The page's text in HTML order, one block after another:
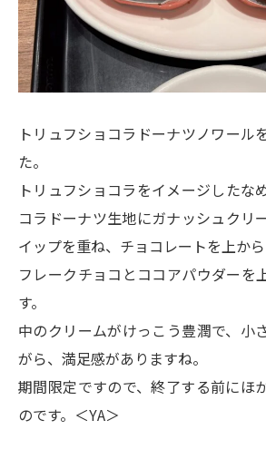
トリュフショコラドーナツノワール
た。
トリュフショコラをイメージしたな
コラドーナツ生地にガナッシュクリ
イップを重ね、チョコレートを上から
フレークチョコとココアパウダーを
す。
中のクリームがけっこう豊潤で、小
がら、満足感がありますね。
期間限定ですので、終了する前にほ
のです。＜YA＞